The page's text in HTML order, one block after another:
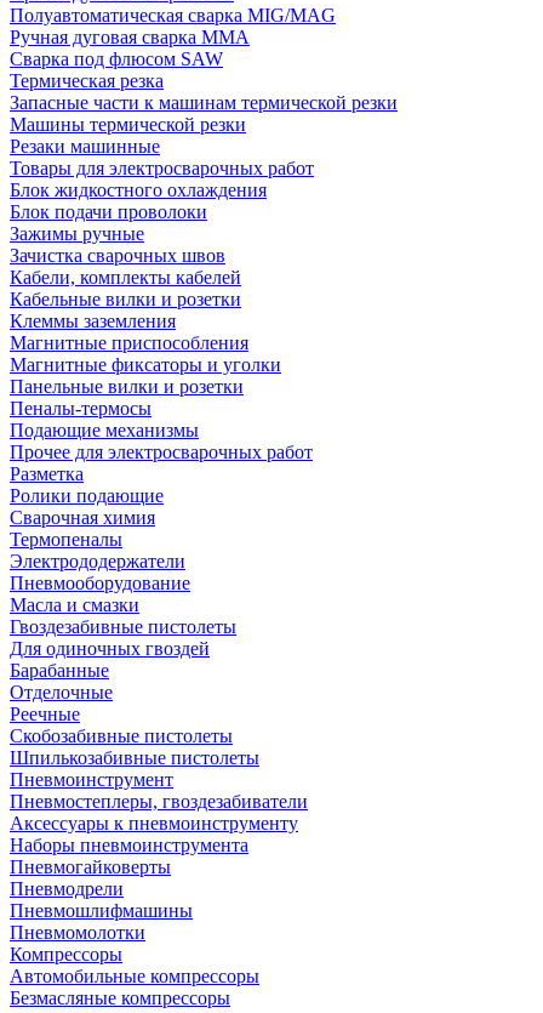
Полуавтоматическая сварка MIG/MAG
Ручная дуговая сварка MMA
Сварка под флюсом SAW
Термическая резка
Запасные части к машинам термической резки
Машины термической резки
Резаки машинные
Товары для электросварочных работ
Блок жидкостного охлаждения
Блок подачи проволоки
Зажимы ручные
Зачистка сварочных швов
Кабели, комплекты кабелей
Кабельные вилки и розетки
Клеммы заземления
Магнитные приспособления
Магнитные фиксаторы и уголки
Панельные вилки и розетки
Пеналы-термосы
Подающие механизмы
Прочее для электросварочных работ
Разметка
Ролики подающие
Сварочная химия
Термопеналы
Электрододержатели
Пневмооборудование
Масла и смазки
Гвоздезабивные пистолеты
Для одиночных гвоздей
Барабанные
Отделочные
Реечные
Скобозабивные пистолеты
Шпилькозабивные пистолеты
Пневмоинструмент
Пневмостеплеры, гвоздезабиватели
Аксессуары к пневмоинструменту
Наборы пневмоинструмента
Пневмогайковерты
Пневмодрели
Пневмошлифмашины
Пневмомолотки
Компрессоры
Автомобильные компрессоры
Безмасляные компрессоры